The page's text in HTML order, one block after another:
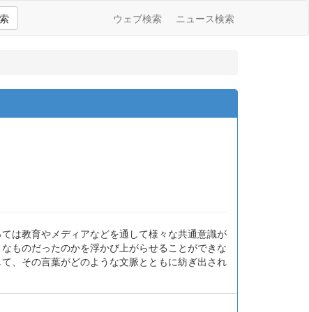
ウェブ検索 ニュース検索
は教育やメディアなどを通して様々な共通意識が
ものだったのかを浮かび上がらせることができな
、その言葉がどのような文脈とともに紡ぎ出され